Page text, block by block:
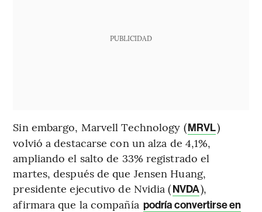
PUBLICIDAD
Sin embargo, Marvell Technology (MRVL)
volvió a destacarse con un alza de 4,1%,
ampliando el salto de 33% registrado el
martes, después de que Jensen Huang,
presidente ejecutivo de Nvidia (NVDA),
afirmara que la compañía podría convertirse en